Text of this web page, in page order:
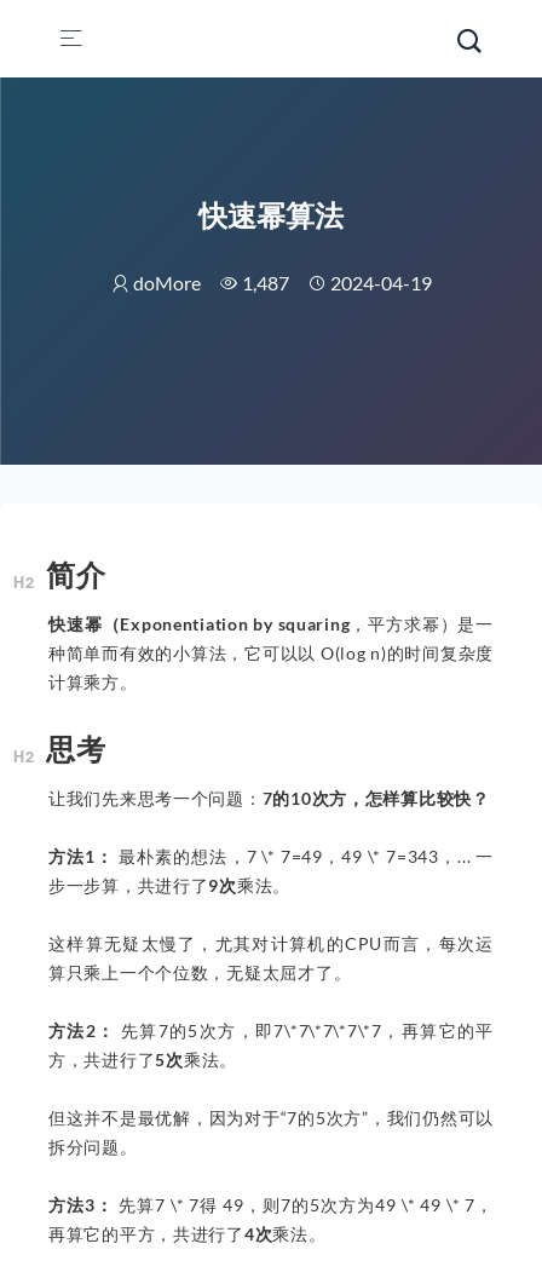
快速幂算法
doMore 1,487 2024-04-19
简介
快速幂（Exponentiation by squaring ，平方求幂）是一
种简单而有效的小算法，它可以以 O(log n)的时间复杂度
计算乘方。
思考
让我们先来思考一个问题： 7的10次方，怎样算比较快？
方法1： 最朴素的想法，7 \* 7=49，49 \* 7=343，... 一
步一步算，共进行了9次乘法。
这样算无疑太慢了，尤其对计算机的CPU而言，每次运
算只乘上一个个位数，无疑太屈才了。
方法2：
先算7的5次方，即7\*7\*7\*7\*7，再算它的平
方，共进行了5次乘法。
但这并不是最优解，因为对于“7的5次方”，我们仍然可以
拆分问题。
方法3： 先算7 \* 7得 49，则7的5次方为49 \* 49 \* 7，
再算它的平方，共进行了4次乘法。